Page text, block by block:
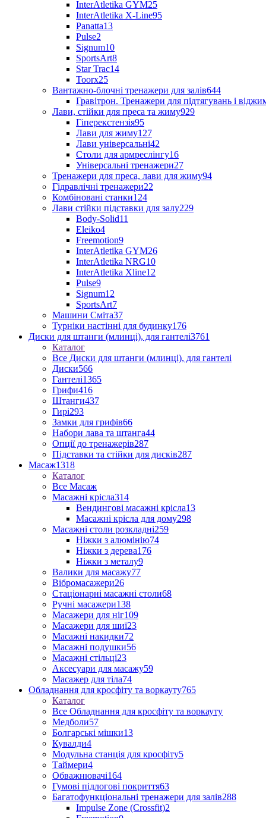
InterAtletika GYM25
InterAtletika X-Line95
Panatta13
Pulse2
Signum10
SportsArt8
Star Trac14
Toorx25
Вантажно-блочні тренажери для залів644
Гравітрон. Тренажери для підтягувань і
Лави, стійки для преса та жиму929
Гіперекстензія95
Лави для жиму127
Лави універсальні42
Столи для армреслінгу16
Універсальні тренажери27
Тренажери для преса, лави для жиму94
Гідравлічні тренажери22
Комбіновані станки124
Лави стійки підставки для залу229
Body-Solid11
Eleiko4
Freemotion9
InterAtletika GYM26
InterAtletika NRG10
InterAtletika Xline12
Pulse9
Signum12
SportsArt7
Машини Сміта37
Турніки настінні для будинку176
Диски для штанги (млинці), для гантелі3761
Каталог
Все Диски для штанги (млинці), для гантелі
Диски566
Гантелі1365
Грифи416
Штанги437
Гирі293
Замки для грифів66
Набори лава та штанга44
Опції до тренажерів287
Підставки та стійки для дисків287
Масаж1318
Каталог
Все Масаж
Масажні крісла314
Вендингові масажні крісла13
Масажні крісла для дому298
Масажні столи розкладні259
Ніжки з алюмінію74
Ніжки з дерева176
Ніжки з металу9
Валики для масажу77
Вібромасажери26
Стаціонарні масажні столи68
Ручні масажери138
Масажери для ніг109
Масажери для шиї23
Масажні накидки72
Масажні подушки56
Масажні стільці23
Аксесуари для масажу59
Масажер для тіла74
Обладнання для кросфіту та воркауту765
Каталог
Все Обладнання для кросфіту та воркауту
Медболи57
Болгарські мішки13
Кувалди4
Модульна станція для кросфіту5
Таймери4
Обважнювачі164
Гумові підлогові покриття63
Багатофункціональні тренажери для залів288
Impulse Zone (Crossfit)2